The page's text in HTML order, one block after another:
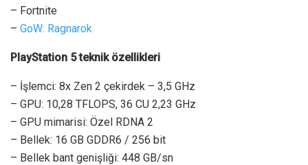
– Fortnite
– GoW: Ragnarok
PlayStation 5 teknik özellikleri
– İşlemci: 8x Zen 2 çekirdek – 3,5 GHz
– GPU: 10,28 TFLOPS, 36 CU 2,23 GHz
– GPU mimarisi: Özel RDNA 2
– Bellek: 16 GB GDDR6 / 256 bit
– Bellek bant genişliği: 448 GB/sn